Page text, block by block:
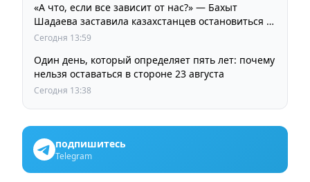
«А что, если все зависит от нас?» — Бахыт
Шадаева заставила казахстанцев остановиться и
задуматься
Сегодня 13:59
Один день, который определяет пять лет: почему
нельзя оставаться в стороне 23 августа
Сегодня 13:38
подпишитесь
Telegram